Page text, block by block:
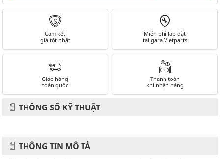
Cam kết
giá tốt nhất
Miễn phí lắp đặt
tại gara Vietparts
Giao hàng
toàn quốc
Thanh toán
khi nhận hàng
THÔNG SỐ KỸ THUẬT
THÔNG TIN MÔ TẢ